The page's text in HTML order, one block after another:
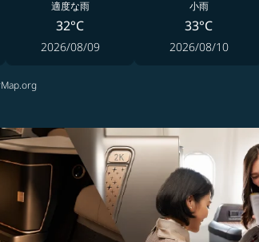
適度な雨
32°C
2026/08/09
小雨
33°C
2026/08/10